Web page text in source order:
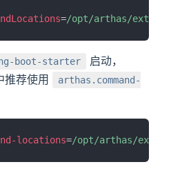
=/opt/arthas/ext-
boot-starter
启动，
推荐使用
arthas.command-
locations=/opt/arthas/ext-